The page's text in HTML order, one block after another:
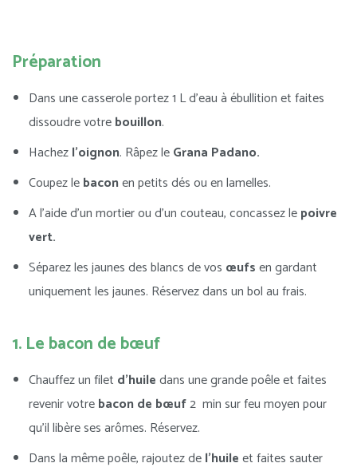
Préparation
Dans une casserole portez 1 L d’eau à ébullition et faites
dissoudre votrebouillon.
Hachezl’oignon. Râpez leGrana Padano.
Coupez lebaconen petits dés ou en lamelles.
A l’aide d’un mortier ou d’un couteau, concassez lepoivre
vert.
Séparez les jaunes des blancs de vos œufsen gardant
uniquement les jaunes. Réservez dans un bol au frais.
1. Le bacon de bœuf
Chauffez un filet d’huiledans une grande poêle et faites
revenir votrebacon de bœuf2 min sur feu moyen pour
qu’il libère ses arômes. Réservez.
Dans la même poêle, rajoutez del’huileet faites sauter